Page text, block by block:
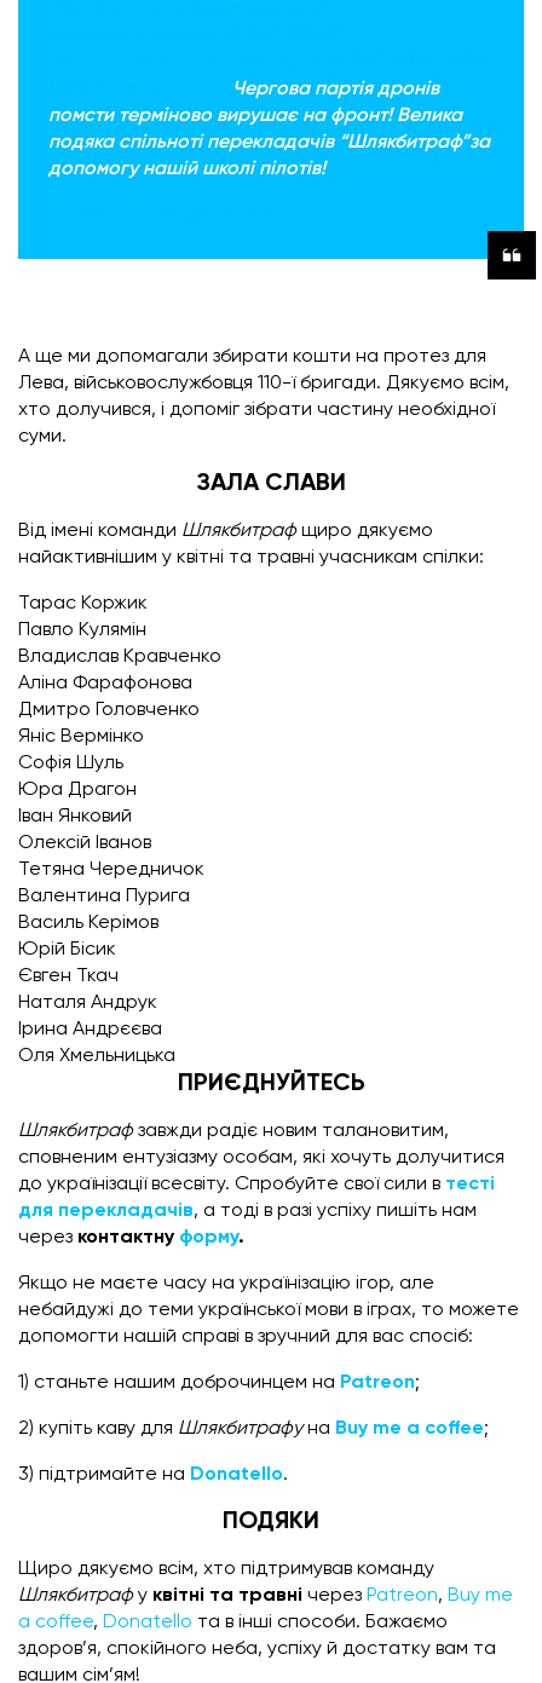
Чергова партія дронів
помсти терміново вирушає на фронт! Велика
подяка спільноті перекладачів “Шлякбитраф”за
допомогу нашій школі пілотів!
А ще ми допомагали збирати кошти на протез для
Лева, військовослужбовця 110-ї бригади. Дякуємо всім,
хто долучився, і допоміг зібрати частину необхідної
суми.
ЗАЛА СЛАВИ
Від імені команди Шлякбитрафщиро дякуємо
найактивнішим у квітні та травні учасникам спілки:
Тарас Коржик
Павло Кулямін
Владислав Кравченко
Аліна Фарафонова
Дмитро Головченко
Яніс Вермінко
Софія Шуль
Юра Драгон
Іван Янковий
Олексій Іванов
Тетяна Чередничок
Валентина Пурига
Василь Керімов
Юрій Бісик
Євген Ткач
Наталя Андрук
Ірина Андрєєва
Оля Хмельницька
ПРИЄДНУЙТЕСЬ
Шлякбитрафзавжди радіє новим талановитим,
сповненим ентузіазму особам, які хочуть долучитися
до українізації всесвіту. Спробуйте свої сили в тесті
для перекладачів, а тоді в разі успіху пишіть нам
через контактну форму.
Якщо не маєте часу на українізацію ігор, але
небайдужі до теми української мови в іграх, то можете
допомогти нашій справі в зручний для вас спосіб:
1) станьте нашим доброчинцем на Patreon;
2) купіть каву для Шлякбитрафуна Buy me a coffee;
3) підтримайте на Donatello.
ПОДЯКИ
Щиро дякуємо всім, хто підтримував команду
Шлякбитрафу квітні та травні через Patreon, Buy me
a coffee, Donatello та в інші способи. Бажаємо
здоров’я, спокійного неба, успіху й достатку вам та
вашим сім’ям!